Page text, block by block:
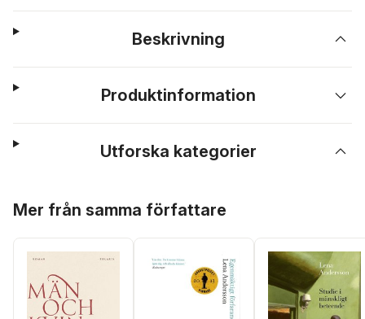
Beskrivning
Produktinformation
Utforska kategorier
Mer från samma författare